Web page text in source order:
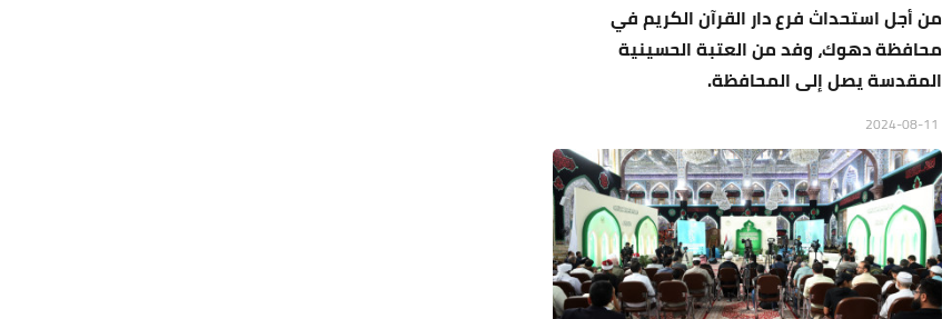
من أجل استحداث فرع دار القرآن الكريم في
محافظة دهوك، وفد من العتبة الحسينية
المقدسة يصل إلى المحافظة.